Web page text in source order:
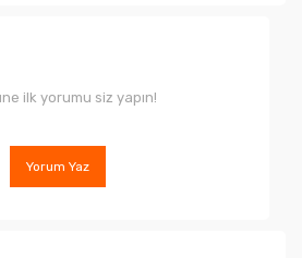
ilk yorumu siz yapın!
Yorum Yaz